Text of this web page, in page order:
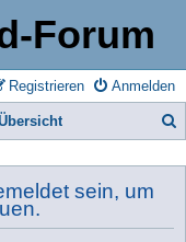
Forum
Anmelden
Registrieren
sein, um